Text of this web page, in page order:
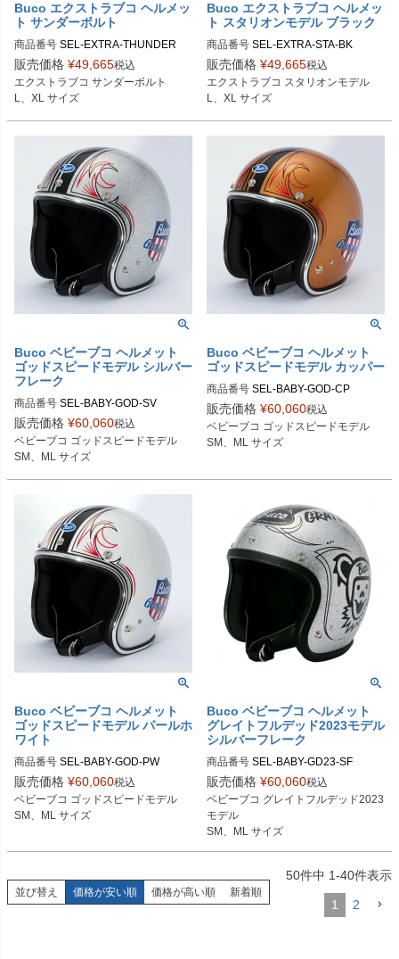
Buco エクストラブコ ヘルメッ
ト サンダーボルト
商品番号 SEL-EXTRA-THUNDER
Lサイズ商品コード：0107EBCTB20
225
0226
Buco（ブコ）
販売価格 ¥49,665税込
エクストラブコ サンダーボルト
L、XL サイズ
Buco エクストラブコ ヘルメッ
ト スタリオンモデル ブラック
商品番号 SEL-EXTRA-STA-BK
Lサイズ商品コード：0107EBCST02
5
26
Buco（ブコ）
販売価格 ¥49,665税込
エクストラブコ スタリオンモデル
L、XL サイズ
Buco ベビーブコ ヘルメット
ゴッドスピードモデル シルバー
フレーク
商品番号 SEL-BABY-GOD-SV
SMサイズ商品コード：0107BBCGS
083
084
Buco（ブコ）
販売価格 ¥60,060税込
ベビーブコ ゴッドスピードモデル
SM、ML サイズ
Buco ベビーブコ ヘルメット
ゴッドスピードモデル カッパー
商品番号 SEL-BABY-GOD-CP
SMサイズ商品コード：0107BBCGS
513
販売価格 ¥60,060税込
ベビーブコ ゴッドスピードモデル
SM、ML サイズ
Buco ベビーブコ ヘルメット
ゴッドスピードモデル パールホ
ワイト
商品番号 SEL-BABY-GOD-PW
SMサイズ商品コード：0107BBCGS
013
販売価格 ¥60,060税込
ベビーブコ ゴッドスピードモデル
SM、ML サイズ
Buco ベビーブコ ヘルメット
グレイトフルデッド2023モデル
シルバーフレーク
商品番号 SEL-BABY-GD23-SF
SMサイズ商品コード：0107BBCGF
D3083
MLサイズ商品コード：0107BBCGF
販売価格 ¥60,060税込
ベビーブコ グレイトフルデッド2023
モデル
SM、ML サイズ
並び替え 価格が安い順 価格が高い順 新着順
50件中 1-40件表示
1 2